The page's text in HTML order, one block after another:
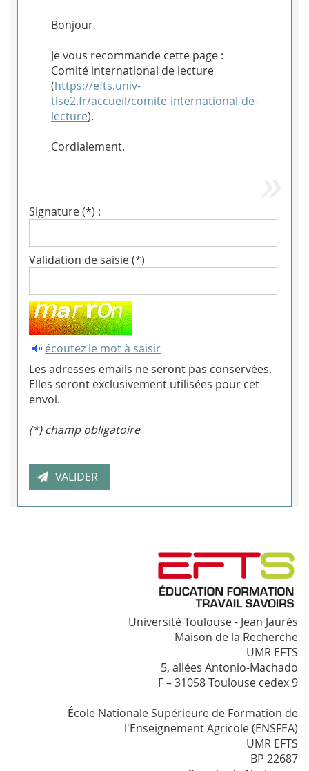
Bonjour,
Je vous recommande cette page :
Comité international de lecture
(https://efts.univ-
tlse2.fr/accueil/comite-international-de-
lecture).
Cordialement.
Signature (*) :
Validation de saisie (*)
écoutez le mot à saisir
Les adresses emails ne seront pas conservées.
Elles seront exclusivement utilisées pour cet
envoi.
(*) champ obligatoire
Université Toulouse - Jean Jaurès
Maison de la Recherche
UMR EFTS
5, allées Antonio-Machado
F – 31058 Toulouse cedex 9
École Nationale Supérieure de Formation de
l'Enseignement Agricole (ENSFEA)
UMR EFTS
BP 22687